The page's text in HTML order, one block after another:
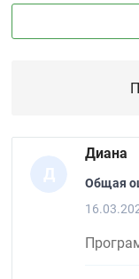
Д
Диана
Общая